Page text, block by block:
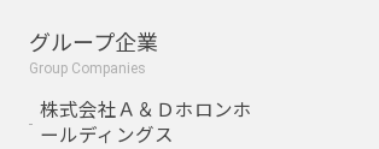
グループ企業
Group Companies
株式会社Ａ＆Ｄホロンホ
ールディングス